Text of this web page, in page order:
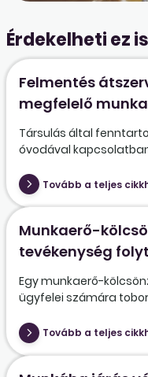
Érdekelheti ez is
Felmentés
megfelelő
Társulás által
óvodával
Tovább a teljes
Munkaerő-
tevékenység
Egy munkaerő-
ügyfelei számára
Tovább a teljes